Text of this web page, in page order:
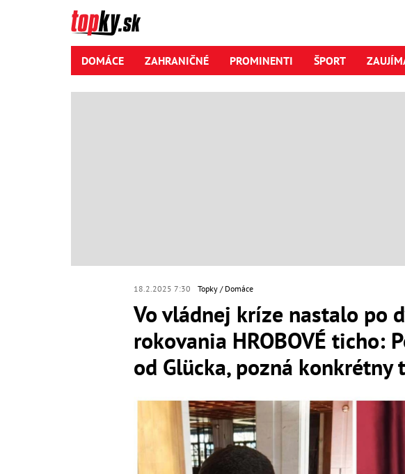
DOMÁCE ZAHRANIČNÉ PROMINENTI ŠPORT
18.2.2025 7:30 Topky Domáce
Vo vládnej kríze nastalo po
rokovania HROBOVÉ ticho:
od Glücka, pozná konkrétny